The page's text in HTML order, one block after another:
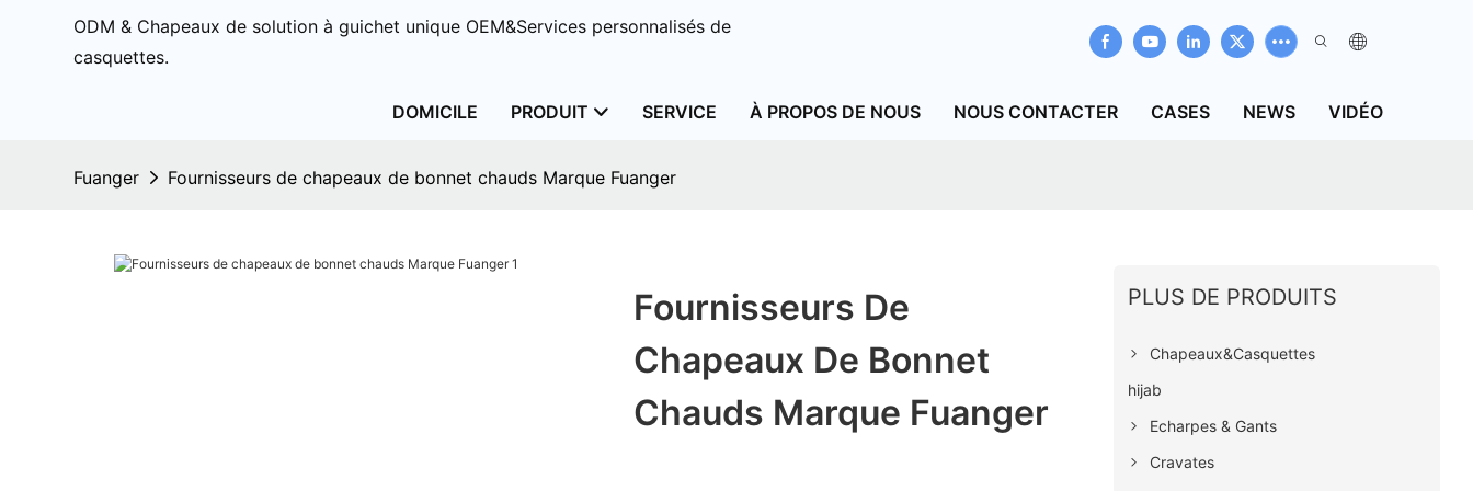
ODM & Chapeaux de solution à guichet unique OEM&Services personnalisés de
casquettes.
DOMICILE PRODUIT SERVICE À PROPOS DE NOUS NOUS CONTACTER CASES NEWS VIDÉO
Fuanger Fournisseurs de chapeaux de bonnet chauds Marque Fuanger
Fournisseurs De
Chapeaux De Bonnet
Chauds Marque Fuanger
PLUS DE PRODUITS
Chapeaux&Casquettes
hijab
Echarpes & Gants
Cravates